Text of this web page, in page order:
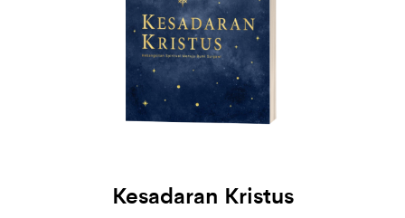
Kesadaran Kristus